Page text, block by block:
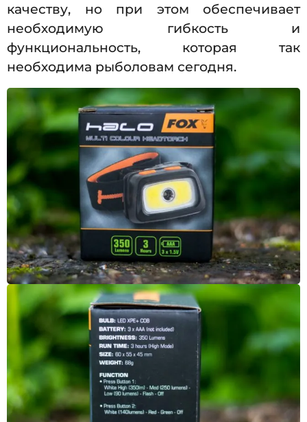
качеству, но при этом обеспечивает
необходимую гибкость и
функциональность, которая так
необходима рыболовам сегодня.